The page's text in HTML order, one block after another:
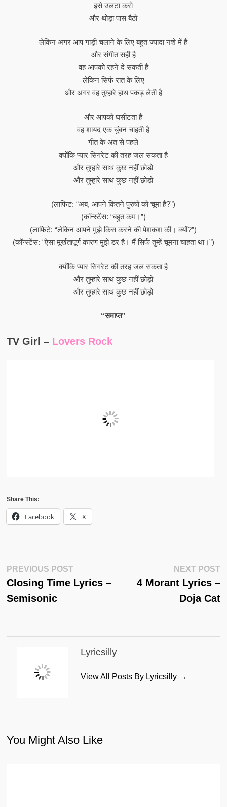
इसे उलटा करो
और थोड़ा पास बैठो
लेकिन अगर आप गाड़ी चलाने के लिए बहुत ज्यादा नशे में हैं
और संगीत सही है
वह आपको रहने दे सकती है
लेकिन सिर्फ रात के लिए
और अगर वह तुम्हारे हाथ पकड़ लेती है
और आपको घसीटता है
वह शायद एक चुंबन चाहती है
गीत के अंत से पहले
क्योंकि प्यार सिगरेट की तरह जल सकता है
और तुम्हारे साथ कुछ नहीं छोड़ो
और तुम्हारे साथ कुछ नहीं छोड़ो
(लाफिट: “अब, आपने कितने पुरुषों को चूमा है?”)
(कॉन्स्टेंस: “बहुत कम।”)
(लाफिटे: “लेकिन आपने मुझे किस करने की पेशकश की। क्यों?”)
(कॉन्स्टेंस: “ऐसा मूर्खतापूर्ण कारण मुझे डर है। मैं सिर्फ तुम्हें चूमना चाहता था।”)
क्योंकि प्यार सिगरेट की तरह जल सकता है
और तुम्हारे साथ कुछ नहीं छोड़ो
और तुम्हारे साथ कुछ नहीं छोड़ो
“समाप्त”
TV Girl – Lovers Rock
Share This:
Facebook X
Post
Navigation
PREVIOUS POSTPrevious
Post:
Closing Time Lyrics –
Semisonic
NEXT POST
4 Morant Lyrics –
Doja Cat
Lyricsilly
View All Posts By Lyricsilly →
You Might Also Like